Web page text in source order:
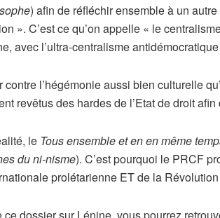
) afin de réfléchir ensemble à un
». C’est ce qu’on appelle « le
avec l’ultra-centralisme
contre l’hégémonie aussi bien culturelle
revêtus des hardes de l’Etat de droit
le Tous ensemble et en en même
du ni-nisme). C’est pourquoi le PRCF
prolétarienne ET de la